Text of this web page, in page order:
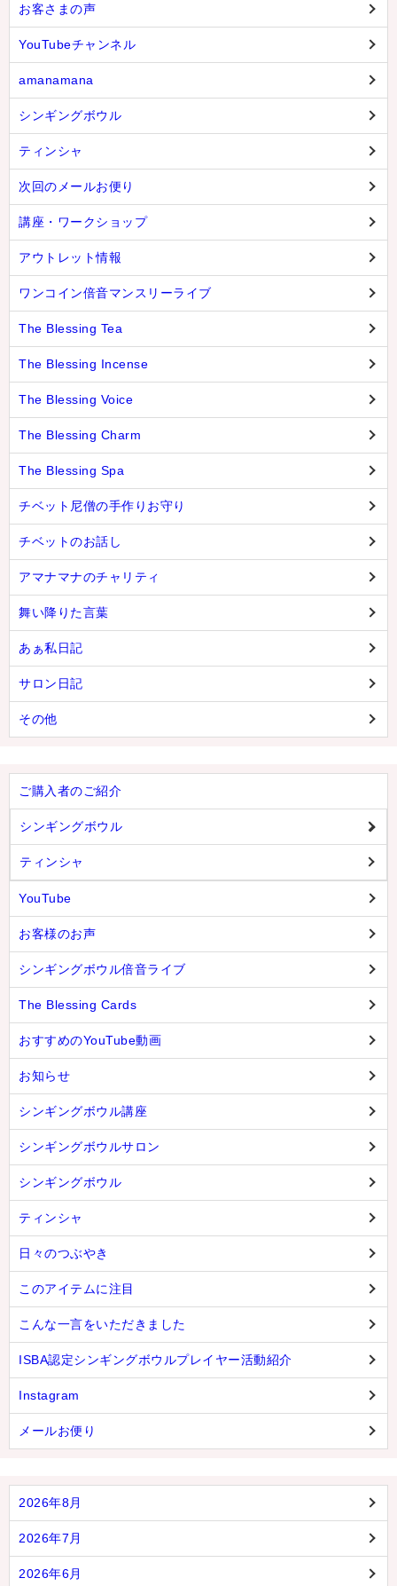
お客さまの声
YouTubeチャンネル
amanamana
シンギングボウル
ティンシャ
次回のメールお便り
講座・ワークショップ
アウトレット情報
ワンコイン倍音マンスリーライブ
The Blessing Tea
The Blessing Incense
The Blessing Voice
The Blessing Charm
The Blessing Spa
チベット尼僧の手作りお守り
チベットのお話し
アマナマナのチャリティ
舞い降りた言葉
あぁ私日記
サロン日記
その他
ご購入者のご紹介
シンギングボウル
ティンシャ
YouTube
お客様のお声
シンギングボウル倍音ライブ
The Blessing Cards
おすすめのYouTube動画
お知らせ
シンギングボウル講座
シンギングボウルサロン
シンギングボウル
ティンシャ
日々のつぶやき
このアイテムに注目
こんな一言をいただきました
ISBA認定シンギングボウルプレイヤー活動紹介
Instagram
メールお便り
2026年8月
2026年7月
2026年6月